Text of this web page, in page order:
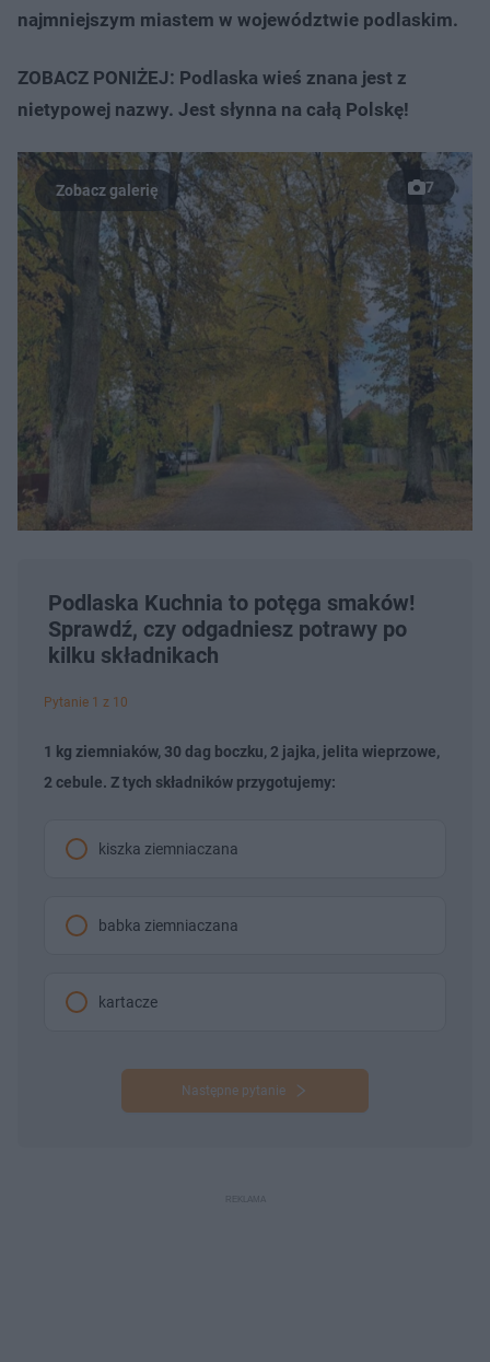
najmniejszym miastem w województwie podlaskim.
ZOBACZ PONIŻEJ: Podlaska wieś znana jest z
nietypowej nazwy. Jest słynna na całą Polskę!
7
Podlaska Kuchnia to potęga smaków!
Sprawdź, czy odgadniesz potrawy po
kilku składnikach
Pytanie 1 z 10
1 kg ziemniaków, 30 dag boczku, 2 jajka, jelita wieprzowe,
2 cebule. Z tych składników przygotujemy:
kiszka ziemniaczana
babka ziemniaczana
kartacze
Następne pytanie